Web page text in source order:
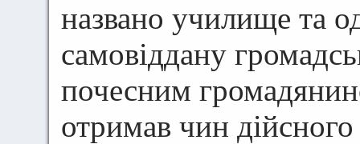
названо училище та
самовіддану
почесним
отримав чин